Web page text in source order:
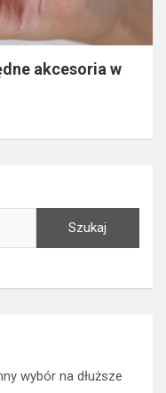
akcesoria w
Szukaj
wybór na dłuższe